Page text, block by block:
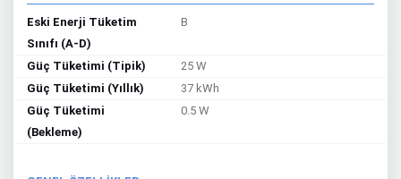
Eski Enerji Tüketim
Sınıfı (A-D)
B
Güç Tüketimi (Tipik)
25 W
Güç Tüketimi (Yıllık)
37 kWh
Güç Tüketimi
(Bekleme)
0.5 W